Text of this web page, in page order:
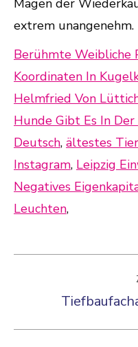
Berühmte Weibliche
Koordinaten In
Helmfried Von
Hunde Gibt Es In Der
Deutsch, ältestes
Instagram, Leipzig
Negatives
Leuchten,